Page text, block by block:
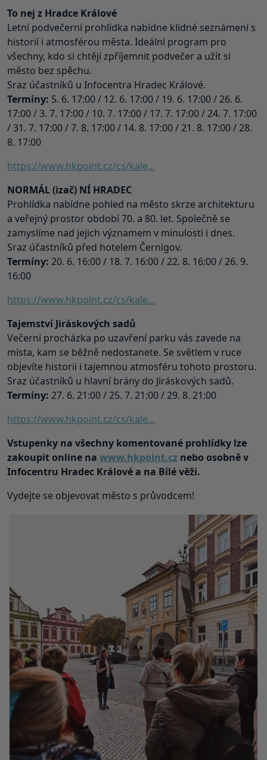
To nej z Hradce Králové
Letní podvečerní prohlídka nabídne klidné seznámení s
historií i atmosférou města. Ideální program pro
všechny, kdo si chtějí zpříjemnit podvečer a užít si
město bez spěchu.
Sraz účastníků u Infocentra Hradec Králové.
Termíny: 5. 6. 17:00 / 12. 6. 17:00 / 19. 6. 17:00 / 26. 6.
17:00 / 3. 7. 17:00 / 10. 7. 17:00 / 17. 7. 17:00 / 24. 7. 17:00
/ 31. 7. 17:00 / 7. 8. 17:00 / 14. 8. 17:00 / 21. 8. 17:00 / 28.
8. 17:00
https://www.hkpoint.cz/cs/kale...
NORMÁL (izač) NÍ HRADEC
Prohlídka nabídne pohled na město skrze architekturu
a veřejný prostor období 70. a 80. let. Společně se
zamyslíme nad jejich významem v minulosti i dnes.
Sraz účastníků před hotelem Černigov.
Termíny: 20. 6. 16:00 / 18. 7. 16:00 / 22. 8. 16:00 / 26. 9.
16:00
https://www.hkpoint.cz/cs/kale...
Tajemství Jiráskových sadů
Večerní procházka po uzavření parku vás zavede na
místa, kam se běžně nedostanete. Se světlem v ruce
objevíte historii i tajemnou atmosféru tohoto prostoru.
Sraz účastníků u hlavní brány do Jiráskových sadů.
Termíny: 27. 6. 21:00 / 25. 7. 21:00 / 29. 8. 21:00
https://www.hkpoint.cz/cs/kale...
Vstupenky na všechny komentované prohlídky lze
zakoupit online na www.hkpoint.cz nebo osobně v
Infocentru Hradec Králové a na Bílé věži.
Vydejte se objevovat město s průvodcem!